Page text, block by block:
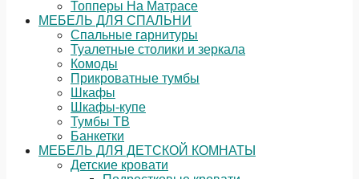
Топперы На Матрасе
МЕБЕЛЬ ДЛЯ СПАЛЬНИ
Спальные гарнитуры
Туалетные столики и зеркала
Комоды
Прикроватные тумбы
Шкафы
Шкафы-купе
Тумбы ТВ
Банкетки
МЕБЕЛЬ ДЛЯ ДЕТСКОЙ КОМНАТЫ
Детские кровати